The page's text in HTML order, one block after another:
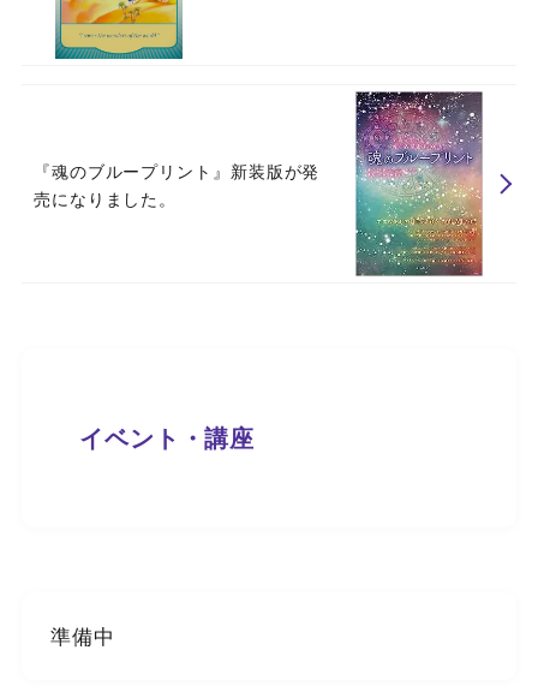
『魂のブループリント』新装版が発
売になりました。
イベント・講座
準備中